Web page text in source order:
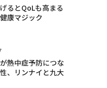
るとQoLも高まる
康マジック
熱中症予防につな
、リンナイと九大